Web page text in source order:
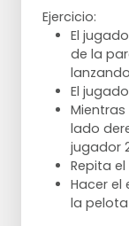
Pon
Da una
lados
esprinta.
Ejercicio:
El
de la
El
lado
jugador
Repita
Hacer el
la